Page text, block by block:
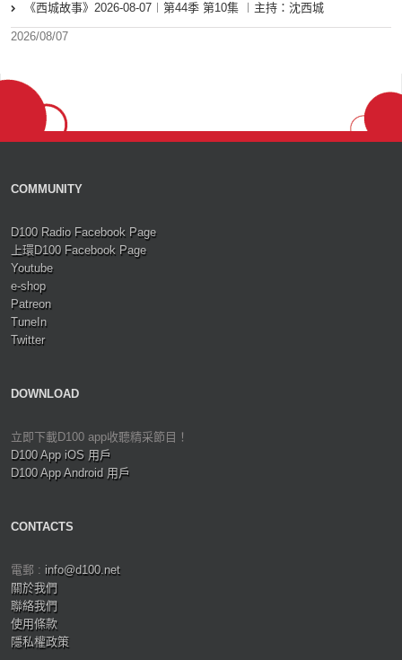
《西城故事》2026-08-07︱第44季 第10集 ︱主持：沈西城
2026/08/07
COMMUNITY
D100 Radio Facebook Page
上環D100 Facebook Page
Youtube
e-shop
Patreon
TuneIn
Twitter
DOWNLOAD
立即下載D100 app收聽精采節目！
D100 App iOS 用戶
D100 App Android 用戶
CONTACTS
電郵 : info@d100.net
關於我們
聯絡我們
使用條款
隱私權政策